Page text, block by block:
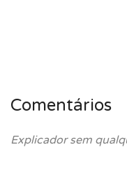
Comentários
Explicador sem